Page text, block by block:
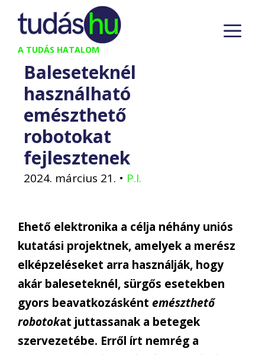
Kilépés
tartalomba
A TUDÁS HATALOM
Baleseteknél
használható
emészthető
robotokat
fejlesztenek
2024. március 21. • P.I.
Ehető elektronika a célja néhány uniós
kutatási projektnek, amelyek a merész
elképzeléseket arra használják, hogy
akár baleseteknél, sürgős esetekben
gyors beavatkozásként emészthető
robotokat juttassanak a betegek
szervezetébe. Erről írt nemrég a